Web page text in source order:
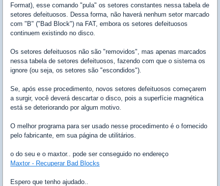
Format), esse comando "pula" os setores constantes nessa tabela de
setores defeituosos. Dessa forma, não haverá nenhum setor marcado
com "B" ("Bad Block") na FAT, embora os setores defeituosos
continuem existindo no disco.
Os setores defeituosos não são "removidos", mas apenas marcados
nessa tabela de setores defeituosos, fazendo com que o sistema os
ignore (ou seja, os setores são "escondidos").
Se, após esse procedimento, novos setores defeituosos começarem
a surgir, você deverá descartar o disco, pois a superfície magnética
está se deteriorando por algum motivo.
O melhor programa para ser usado nesse procedimento é o fornecido
pelo fabricante, em sua página de utilitários.
o do seu e o maxtor.. pode ser conseguido no endereço
Maxtor - Recuperar Bad Blocks
Espero que tenho ajudado..